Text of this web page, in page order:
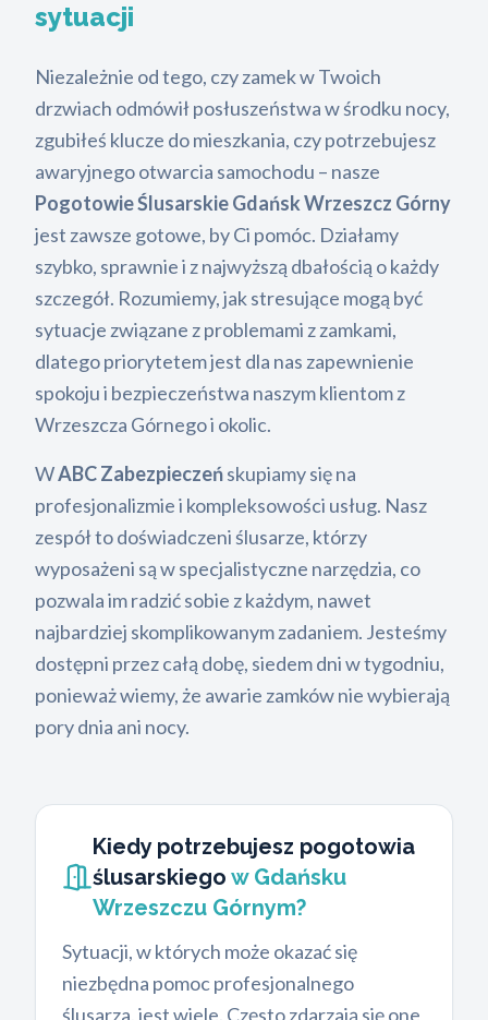
sytuacji
Niezależnie od tego, czy zamek w Twoich
drzwiach odmówił posłuszeństwa w środku nocy,
zgubiłeś klucze do mieszkania, czy potrzebujesz
awaryjnego otwarcia samochodu – nasze
Pogotowie Ślusarskie Gdańsk Wrzeszcz Górny
jest zawsze gotowe, by Ci pomóc. Działamy
szybko, sprawnie i z najwyższą dbałością o każdy
szczegół. Rozumiemy, jak stresujące mogą być
sytuacje związane z problemami z zamkami,
dlatego priorytetem jest dla nas zapewnienie
spokoju i bezpieczeństwa naszym klientom z
Wrzeszcza Górnego i okolic.
WABC Zabezpieczeńskupiamy się na
profesjonalizmie i kompleksowości usług. Nasz
zespół to doświadczeni ślusarze, którzy
wyposażeni są w specjalistyczne narzędzia, co
pozwala im radzić sobie z każdym, nawet
najbardziej skomplikowanym zadaniem. Jesteśmy
dostępni przez całą dobę, siedem dni w tygodniu,
ponieważ wiemy, że awarie zamków nie wybierają
pory dnia ani nocy.
Kiedy potrzebujesz pogotowia
ślusarskiego w Gdańsku
Wrzeszczu Górnym?
Sytuacji, w których może okazać się
niezbędna pomoc profesjonalnego
ślusarza, jest wiele. Często zdarzają się one